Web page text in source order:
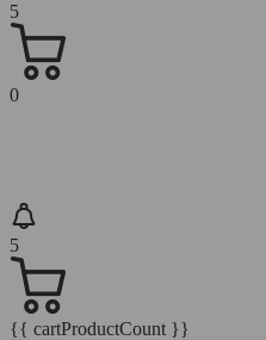
5
0
5
{{ cartProductCount }}